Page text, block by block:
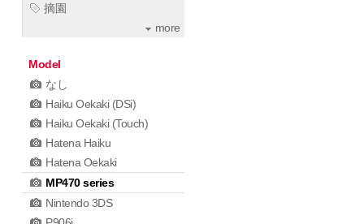
摘園
more
Model
なし
Haiku Oekaki (DSi)
Haiku Oekaki (Touch)
Hatena Haiku
Hatena Oekaki
MP470 series
Nintendo 3DS